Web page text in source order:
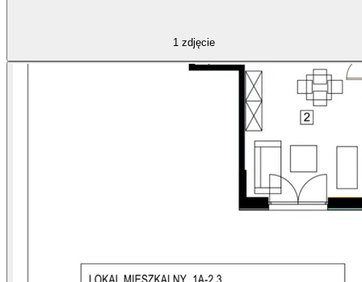
1 zdjęcie